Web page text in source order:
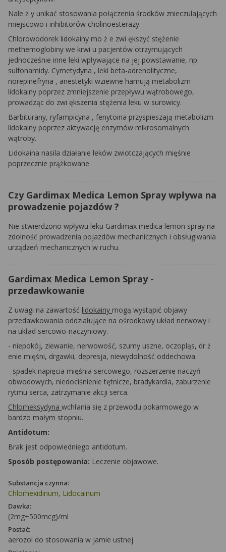
Nale ż y unikać stosowania połączenia środków znieczulających
miejscowo i inhibitorów cholinoesterazy.
Chlorowodorek lidokainy mo ż e zwi ększyć stężenie
methemoglobiny we krwi u pacjentów otrzymujących
jednocześnie inne leki wpływające na jej powstawanie, np.
sulfonamidy. Cymetydyna , leki beta-adrenolityczne,
norepinefryna , anestetyki wziewne hamują metabolizm
lidokainy poprzez zmniejszenie przepływu wątrobowego,
prowadząc do zwi ększenia stężenia leku w surowicy.
Barbiturany, ryfampicyna , fenytoina przyspieszają metabolizm
lidokainy poprzez aktywację enzymów mikrosomalnych
wątroby.
Lidokaina nasila działanie leków zwiotczających mięśnie
poprzecznie prążkowane.
Czy Gardimax Medica Lemon Spray wpływa na
prowadzenie pojazdów ?
Nie stwierdzono wpływu leku Gardimax medica lemon spray na
zdolność prowadzenia pojazdów mechanicznych i obsługiwania
urządzeń mechanicznych w ruchu.
Gardimax Medica Lemon Spray -
przedawkowanie
Z uwagi na zawartość lidokainy mogą wystąpić objawy
przedawkowania oddziałujące na ośrodkowy układ nerwowy i
na układ sercowo-naczyniowy.
- niepokój, ziewanie, nerwowość, szumy uszne, oczopląs, dr ż
enie mięśni, drgawki, depresja, niewydolność oddechowa.
- spadek napięcia mięśnia sercowego, rozszerzenie naczyń
obwodowych, niedociśnienie tętnicze, bradykardia, zaburzenie
rytmu serca, zatrzymanie akcji serca.
Chlorheksydyna wchłania się z przewodu pokarmowego w
bardzo małym stopniu.
Antidotum:
Brak jest odpowiedniego antidotum.
Sposób postępowania: Leczenie objawowe.
Substancja czynna:
Chlorhexidinum, Lidocainum
Dawka:
(2mg+500mcg)/ml
Postać:
aerozol do stosowania w jamie ustnej